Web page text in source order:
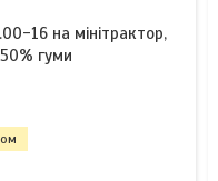
16 на мінітрактор,
гуми